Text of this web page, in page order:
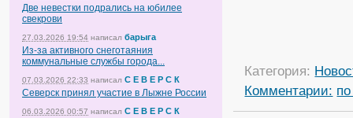
Две невестки подрались на юбилее
свекрови
27.03.2026 19:54 написал барыга
Из-за активного снеготаяния
коммунальные службы города...
07.03.2026 22:33 написал С Е В Е Р С К
Северск принял участие в Лыжне России
06.03.2026 00:57 написал С Е В Е Р С К
Категория:
Комментарии: